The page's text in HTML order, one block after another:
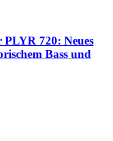
720: Neues
Bass und